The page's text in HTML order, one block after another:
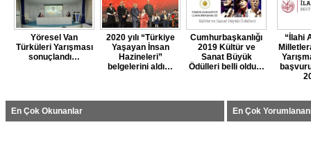
Yöresel Van
Türküleri Yarışması
sonuçlandı…
2020 yılı “Türkiye
Yaşayan İnsan
Hazineleri”
belgelerini aldı…
Cumhurbaşkanlığı
2019 Kültür ve
Sanat Büyük
Ödülleri belli oldu…
“İlahi
En Çok Okunanlar En Çok